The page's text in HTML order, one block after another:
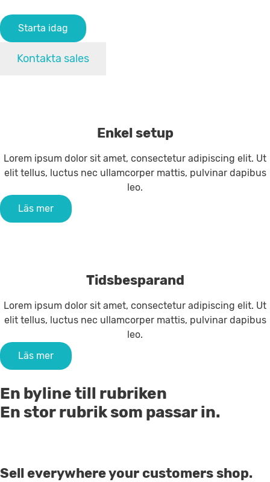
Starta idag
Kontakta sales
Enkel setup
Lorem ipsum dolor sit amet, consectetur adipiscing elit. Ut
elit tellus, luctus nec ullamcorper mattis, pulvinar dapibus
leo.
Läs mer
Tidsbesparand
Lorem ipsum dolor sit amet, consectetur adipiscing elit. Ut
elit tellus, luctus nec ullamcorper mattis, pulvinar dapibus
leo.
Läs mer
En byline till rubriken
En stor rubrik som passar in.
Sell everywhere your customers shop.